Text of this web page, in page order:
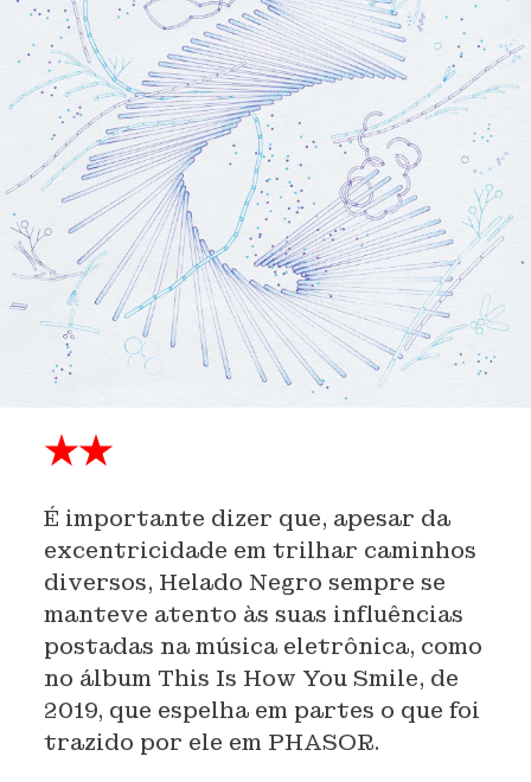
★★
É importante dizer que, apesar da
excentricidade em trilhar caminhos
diversos, Helado Negro sempre se
manteve atento às suas influências
postadas na música eletrônica, como
no álbum This Is How You Smile, de
2019, que espelha em partes o que foi
trazido por ele em PHASOR.